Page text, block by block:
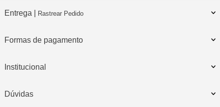
Entrega | Rastrear Pedido
Formas de pagamento
Institucional
Dúvidas